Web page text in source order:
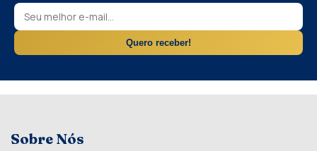
Quero receber!
Sobre Nós